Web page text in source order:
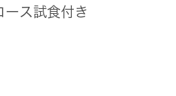
ス試食付き